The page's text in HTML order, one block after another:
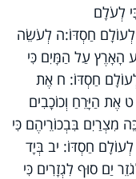
לְעֹלָם
לְעוֹלָם חַסְדּוֹ:ה לְעֹשֵׂה
הָאָרֶץ עַל הַמָּיִם כִּי
חַסְדּוֹ: ח אֶת
אֶת הַיָּרֵחַ וְכוֹכָבִים
מִצְרַיִם בִּבְכוֹרֵיהֶם כִּי
חַסְדּוֹ: יב בְּיָד
יַם סוּף לִגְזָרִים כִּי